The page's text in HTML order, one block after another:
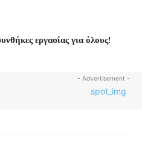
εργασίας για όλους!
- Advertisement -